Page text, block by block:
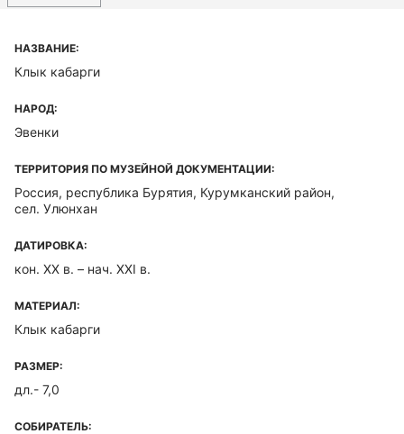
НАЗВАНИЕ:
Клык кабарги
НАРОД:
Эвенки
ТЕРРИТОРИЯ ПО МУЗЕЙНОЙ ДОКУМЕНТАЦИИ:
Россия, республика Бурятия, Курумканский район,
сел. Улюнхан
ДАТИРОВКА:
кон. XX в. – нач. XXI в.
МАТЕРИАЛ:
Клык кабарги
РАЗМЕР:
дл.- 7,0
СОБИРАТЕЛЬ: